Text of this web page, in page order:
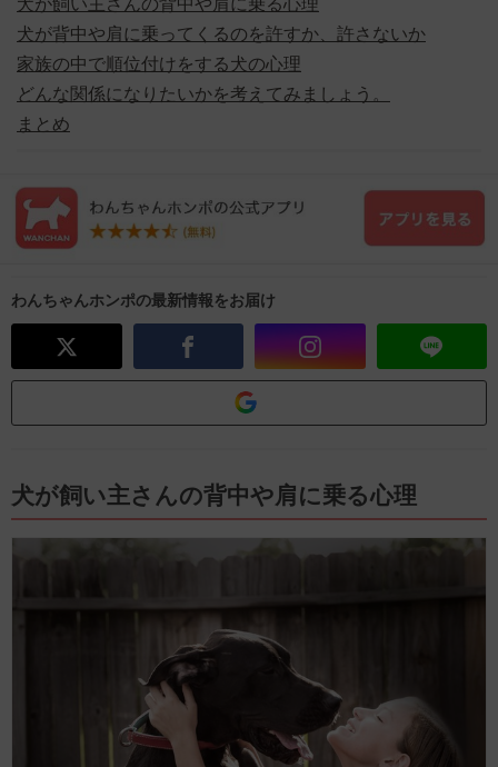
犬が飼い主さんの背中や肩に乗る心理
犬が背中や肩に乗ってくるのを許すか、許さないか
家族の中で順位付けをする犬の心理
どんな関係になりたいかを考えてみましょう。
まとめ
わんちゃんホンポの最新情報をお届け
犬が飼い主さんの背中や肩に乗る心理